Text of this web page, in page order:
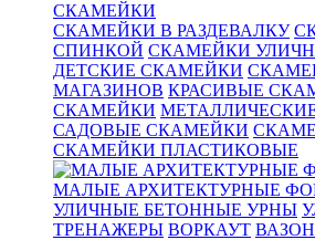
СКАМЕЙКИ
СКАМЕЙКИ В РАЗДЕВАЛКУ
СПИНКОЙ СКАМЕЙКИ
ДЕТСКИЕ СКАМЕЙКИ
МАГАЗИНОВ КРАСИВЫЕ
СКАМЕЙКИ
САДОВЫЕ СКАМЕЙКИ
СКАМЕЙКИ ПЛАСТИКОВЫЕ
МАЛЫЕ АРХИТЕКТУРНЫЕ
УЛИЧНЫЕ БЕТОННЫЕ УРНЫ
ТРЕНАЖЕРЫ ВОРКАУТ